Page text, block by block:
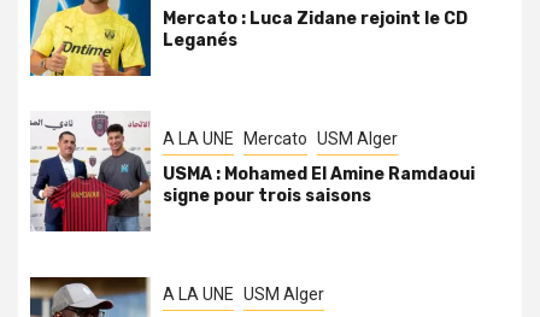
Mercato : Luca Zidane rejoint le CD
Leganés
A LA UNE Mercato USM Alger
USMA : Mohamed El Amine Ramdaoui
signe pour trois saisons
A LA UNE USM Alger